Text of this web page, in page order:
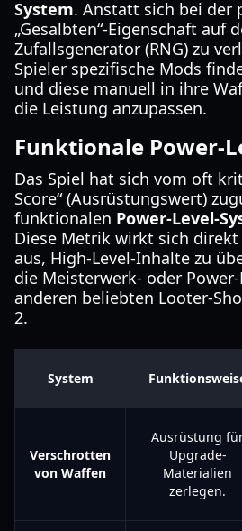
System. Anstatt sich bei der
„Gesalbten“-Eigenschaft auf
Zufallsgenerator (RNG) zu
Spieler spezifische Mods
und diese manuell in ihre
die Leistung anzupassen.
Funktionale Power-
Das Spiel hat sich vom oft
Score“ (Ausrüstungswert)
funktionalen Power-Level-
Diese Metrik wirkt sich
aus, High-Level-Inhalte zu
die Meisterwerk- oder
anderen beliebten Looter-
2.
System
Verschrotten
von Waffen
Ausrüstung
Upgrade-
Materialien
zerlegen.